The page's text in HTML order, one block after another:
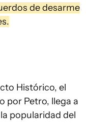
de desarme
Histórico, el
por Petro, llega a
popularidad del